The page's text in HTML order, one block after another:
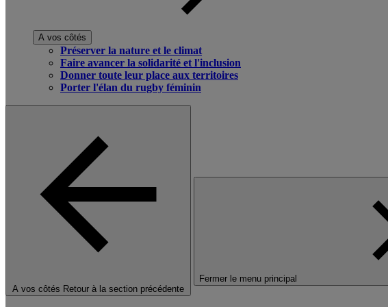
A vos côtés
Préserver la nature et le climat
Faire avancer la solidarité et l'inclusion
Donner toute leur place aux territoires
Porter l'élan du rugby féminin
A vos côtés Retour à la section précédente
Fermer le menu principal